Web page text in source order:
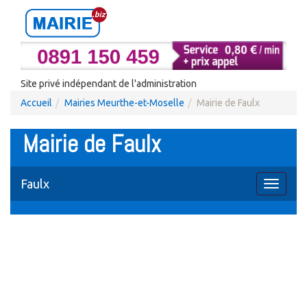
Site privé indépendant de l'administration
Accueil
Mairies Meurthe-et-Moselle Mairie de Faulx
Mairie de Faulx
Toggle
Faulx